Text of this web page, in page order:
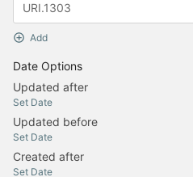
Add
Date Options
Updated after
Set Date
Updated before
Set Date
Created after
Set Date